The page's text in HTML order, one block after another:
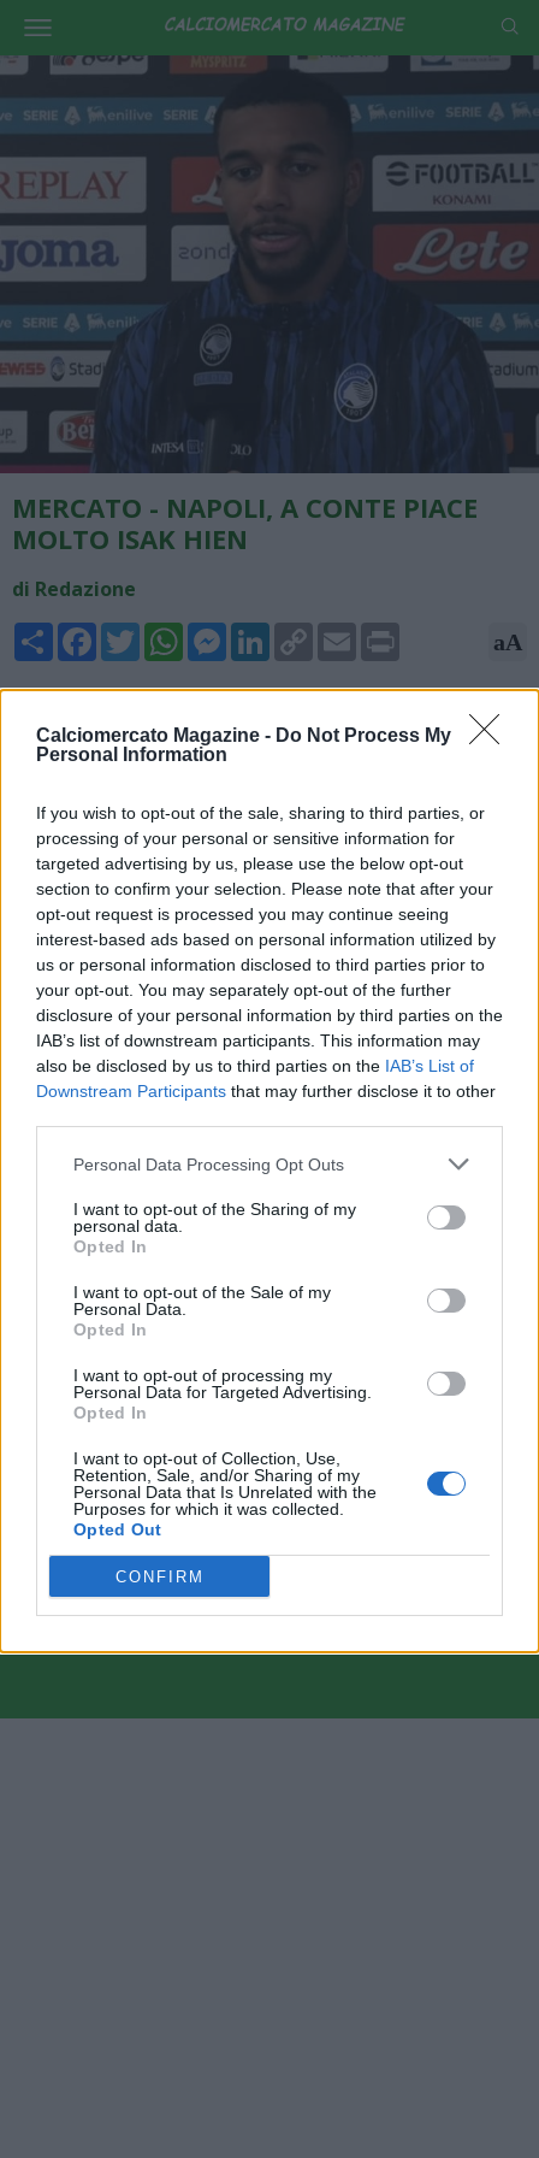
Calciomercato Magazine - Do Not Process My
Personal Information
If you wish to opt-out of the sale, sharing to third parties, or
processing of your personal or sensitive information for
targeted advertising by us, please use the below opt-out
section to confirm your selection. Please note that after your
opt-out request is processed you may continue seeing
interest-based ads based on personal information utilized by
us or personal information disclosed to third parties prior to
your opt-out. You may separately opt-out of the further
disclosure of your personal information by third parties on the
IAB’s list of downstream participants. This information may
also be disclosed by us to third parties on the IAB’s List of
Downstream Participants that may further disclose it to other
Personal Data Processing Opt Outs
I want to opt-out of the Sharing of my
personal data.
Opted In
I want to opt-out of the Sale of my
Personal Data.
Opted In
I want to opt-out of processing my
Personal Data for Targeted Advertising.
Opted In
I want to opt-out of Collection, Use,
Retention, Sale, and/or Sharing of my
Personal Data that Is Unrelated with the
Purposes for which it was collected.
Opted Out
CONFIRM
MERCATO - NAPOLI, A CONTE PIACE
MOLTO ISAK HIEN
di Redazione
Share FacebookTwitterWhatsAppMessengerLinkedInCopy
Link
Email aA
12/06/2025 - 22:52
Il Napoli cerca difensori centrali. L'obiettivo principale è Sam
Altro nome nel mirino è quello di Isak Hien. Il difensore
dell'Atalanta piace molto ad Antonio Conte ma, per ora, gli
orobici non sono interessati a vendere. Lo riporta Fabrizio
Romano.
Il materiale (testo, foto e video) consultabile in questo portale è di nostra proprietà.
Alcune foto (screenshot) ed articoli presenti su "Calciomercato Magazine" sono in parte
giunti da internet, in quanto arrivati alla nostra attenzione attraverso regolari
comunicati stampa con immagini e testi allegati ed autorizzati alla pubblicazione, e
quindi valutati di pubblico dominio. Se i soggetti o gli autori avessero qualcosa in
contrario alla pubblicazione, non avranno che da segnalarlo alla redazione (indirizzo
redazione@napolimagazine.com
"Calciomercato Magazine" non è una testata giornalistica, ma un sito di informazione di
proprietà di Napoli Magazine.